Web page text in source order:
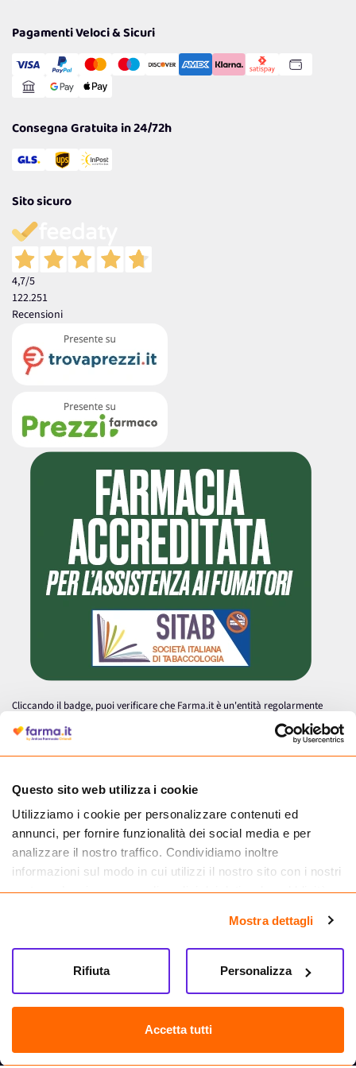
Questo sito web utilizza i cookie
Utilizziamo i cookie per personalizzare contenuti ed
annunci, per fornire funzionalità dei social media e per
analizzare il nostro traffico. Condividiamo inoltre
informazioni sul modo in cui utilizzi il nostro sito con i nostri
partner che si occupano di analisi dei dati web, pubblicità e
informazioni che hai fornito loro o che hanno raccolto dal
tuo utilizzo dei loro servizi.
Mostra dettagli
Accetta tutti
Personalizza
Rifiuta
Cookie Policy
Gestisci Cookie
Reso Facile e Veloce
Pagamenti Veloci & Sicuri
Consegna Gratuita in 24/72h
Sito sicuro
4,7/5
122.251
Recensioni
Cliccando il badge, puoi verificare che Farma.it è un'entità regolarmente
autorizzata dal Ministero della Salute a effettuare la vendita online di
medicinali.
Farma.it S.a.s. P. IVA 07417261216 REA: NA-884088
CREDITS
Sede legale Via delle Repubbliche Marinare 128, 80147 Napoli